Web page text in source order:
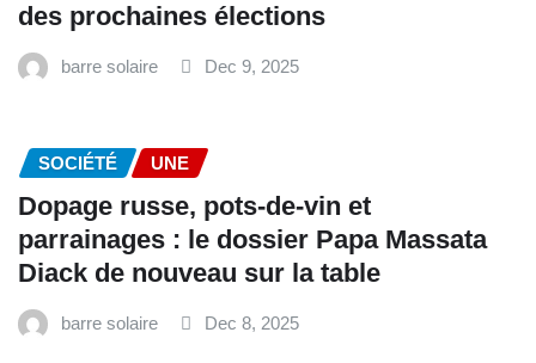
des prochaines élections
barre solaire Dec 9, 2025
SOCIÉTÉ UNE
Dopage russe, pots-de-vin et
parrainages : le dossier Papa Massata
Diack de nouveau sur la table
barre solaire Dec 8, 2025